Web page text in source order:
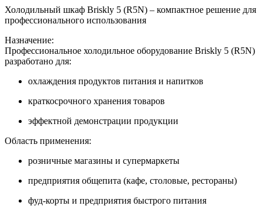
Холодильный шкаф Briskly 5 (R5N) – компактное решение для
профессионального использования
Назначение:
Профессиональное холодильное оборудование Briskly 5 (R5N)
разработано для:
охлаждения продуктов питания и напитков
краткосрочного хранения товаров
эффектной демонстрации продукции
Область применения:
розничные магазины и супермаркеты
предприятия общепита (кафе, столовые, рестораны)
фуд-корты и предприятия быстрого питания